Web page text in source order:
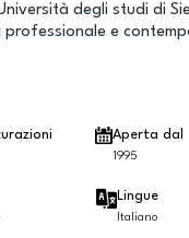
degli studi di
e
Aperta dal
1995
Lingue
Italiano